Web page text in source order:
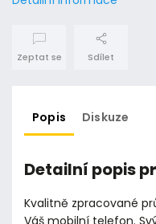
Zeptat se Sdílet
Popis Diskuze
Detailní popis
Kvalitně zpracované
Váš mobilní telefon.